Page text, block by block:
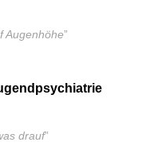
Augenhöhe”
drauf”